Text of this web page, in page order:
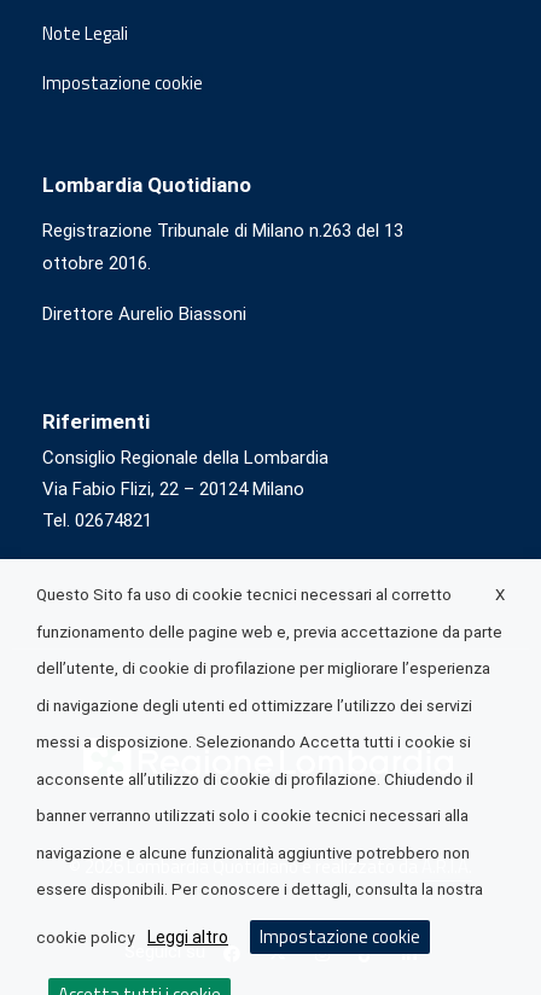
Note Legali
Impostazione cookie
Lombardia Quotidiano
Registrazione Tribunale di Milano n.263 del 13
ottobre 2016.
Direttore Aurelio Biassoni
Riferimenti
Consiglio Regionale della Lombardia
Via Fabio Flizi, 22 – 20124 Milano
Tel. 02674821
© 2026 Lombardia Quotidiano è realizzato daA.R.I.A.
Seguici su
X
Questo Sito fa uso di cookie tecnici necessari al corretto
funzionamento delle pagine web e, previa accettazione da parte
dell’utente, di cookie di profilazione per migliorare l’esperienza
di navigazione degli utenti ed ottimizzare l’utilizzo dei servizi
messi a disposizione. Selezionando Accetta tutti i cookie si
acconsente all’utilizzo di cookie di profilazione. Chiudendo il
banner verranno utilizzati solo i cookie tecnici necessari alla
navigazione e alcune funzionalità aggiuntive potrebbero non
essere disponibili. Per conoscere i dettagli, consulta la nostra
cookie policy Leggi altro Impostazione cookie